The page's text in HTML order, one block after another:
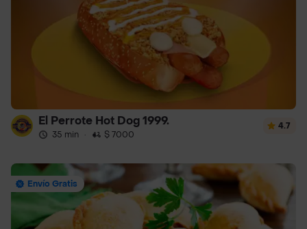
El Perrote Hot Dog 1999.
35 min · $ 7000
4.7
Envío Gratis